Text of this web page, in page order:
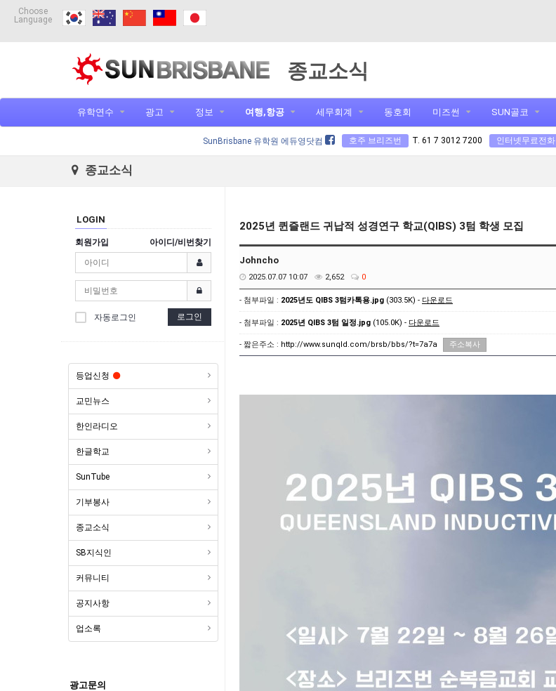
Choose
Language
종교소식
유학연수 광고 정보 여행,항공 세무회계 동호회 미즈썬 SUN골코
SunBrisbane 유학원 에듀영닷컴 호주 브리즈번 T. 61 7 3012 7200 인터넷무료전화
종교소식
LOGIN
회원가입 아이디/비번찾기
자동로그인 로그인
등업신청
교민뉴스
한인라디오
한글학교
SunTube
기부봉사
종교소식
SB지식인
커뮤니티
공지사항
업소록
광고문의
2025년 퀸즐랜드 귀납적 성경연구 학교(QIBS) 3텀 학생 모집
Johncho
2025.07.07 10:07 2,652 0
- 첨부파일 : 2025년도 QIBS 3텀카톡용.jpg (303.5K) - 다운로드
- 첨부파일 : 2025년 QIBS 3텀 일정.jpg (105.0K) - 다운로드
- 짧은주소 : http://www.sunqld.com/brsb/bbs/?t=7a7a 주소복사